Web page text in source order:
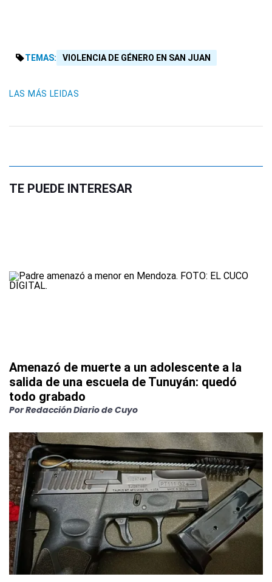
TEMAS: VIOLENCIA DE GÉNERO EN SAN JUAN
LAS MÁS LEIDAS
TE PUEDE INTERESAR
Amenazó de muerte a un adolescente a la
salida de una escuela de Tunuyán: quedó
todo grabado
PorRedacción Diario de Cuyo